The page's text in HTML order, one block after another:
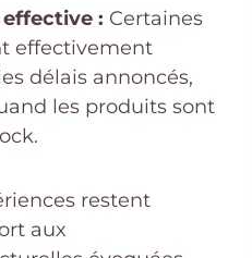
: Certaines
effectivement
délais annoncés,
les produits sont
restent
aux